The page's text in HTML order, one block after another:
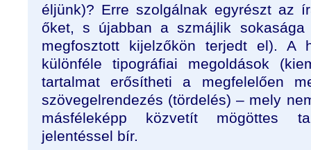
éljünk)? Erre szolgálnak egyrészt az
őket, s újabban a szmájlik
megfosztott kijelzőkön terjedt el). A
különféle tipográfiai megoldások
tartalmat erősítheti a megfelelően
szövegelrendezés (tördelés) – mely
másféleképp közvetít mögöttes
jelentéssel bír.